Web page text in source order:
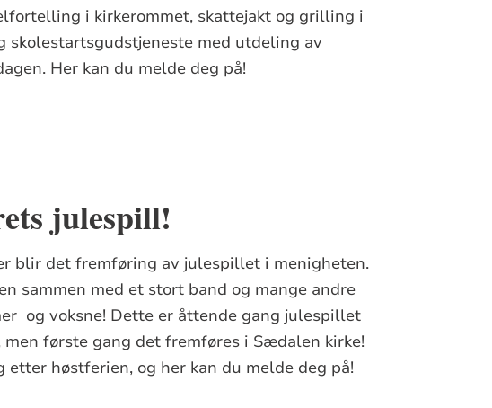
i kirkerommet, skattejakt og grilling i
skolestartsgudstjeneste med utdeling av
Her kan du melde deg på!
julespill!
blir det fremføring av julespillet i menigheten.
sammen med et stort band og mange andre
og voksne! Dette er åttende gang julespillet
første gang det fremføres i Sædalen kirke!
høstferien, og her kan du melde deg på!